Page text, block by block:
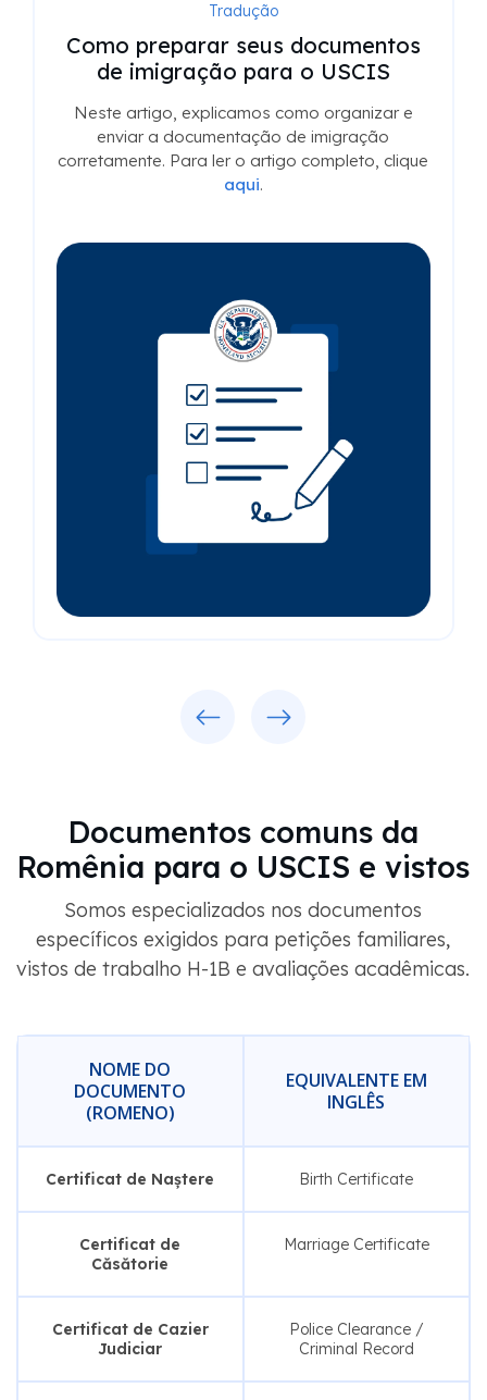
Tradução
Como preparar seus documentos
de imigração para o USCIS
Neste artigo, explicamos como organizar e
enviar a documentação de imigração
corretamente. Para ler o artigo completo, clique
aqui.
Documentos comuns da
Romênia para o USCIS e vistos
Somos especializados nos documentos
específicos exigidos para petições familiares,
vistos de trabalho H-1B e avaliações acadêmicas.
NOME DO
DOCUMENTO
(ROMENO)
EQUIVALENTE EM
INGLÊS
Certificat de Naștere Birth Certificate
Certificat de
Căsătorie
Marriage Certificate
Certificat de Cazier
Judiciar
Police Clearance /
Criminal Record